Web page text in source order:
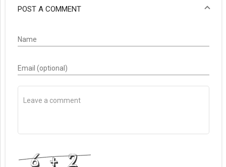
POST A COMMENT
Name
Email (optional)